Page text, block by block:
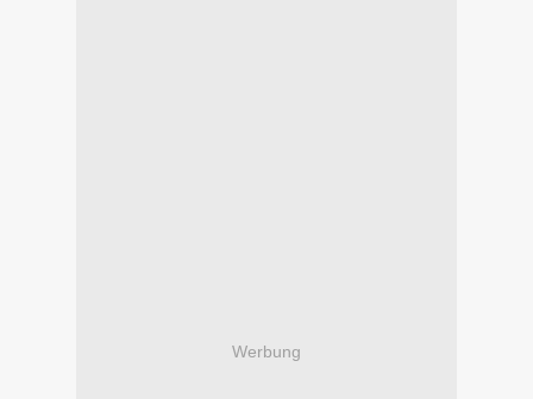
Werbung